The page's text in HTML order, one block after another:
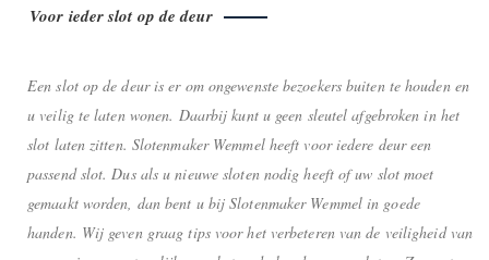
Voor ieder slot op de deur
Een slot op de deur is er om ongewenste bezoekers buiten te houden en
u veilig te laten wonen. Daarbij kunt u geen sleutel afgebroken in het
slot laten zitten. Slotenmaker Wemmel heeft voor iedere deur een
passend slot. Dus als u nieuwe sloten nodig heeft of uw slot moet
gemaakt worden, dan bent u bij Slotenmaker Wemmel in goede
handen. Wij geven graag tips voor het verbeteren van de veiligheid van